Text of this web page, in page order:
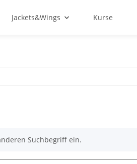
Jackets&Wings Kurse
Suchbegriff ein.